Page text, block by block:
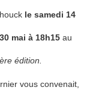
le samedi 14
mai à 18h15 au
édition.
vous convenait,